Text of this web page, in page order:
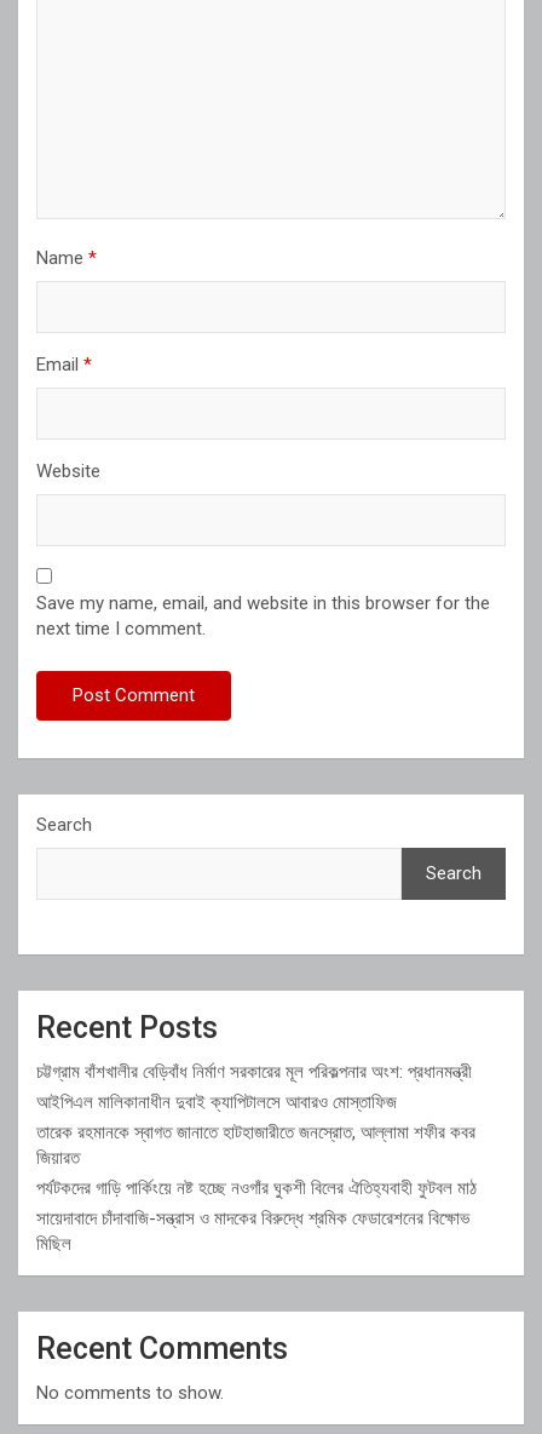
Name *
Email *
Website
Save my name, email, and website in this browser for the
next time I comment.
Search
Search
Recent Posts
চট্টগ্রাম বাঁশখালীর বেড়িবাঁধ নির্মাণ সরকারের মূল পরিকল্পনার অংশ: প্রধানমন্ত্রী
আইপিএল মালিকানাধীন দুবাই ক্যাপিটালসে আবারও মোস্তাফিজ
তারেক রহমানকে স্বাগত জানাতে হাটহাজারীতে জনস্রোত, আল্লামা শফীর কবর
জিয়ারত
পর্যটকদের গাড়ি পার্কিংয়ে নষ্ট হচ্ছে নওগাঁর ঘুকশী বিলের ঐতিহ্যবাহী ফুটবল মাঠ
সায়েদাবাদে চাঁদাবাজি-সন্ত্রাস ও মাদকের বিরুদ্ধে শ্রমিক ফেডারেশনের বিক্ষোভ
মিছিল
Recent Comments
No comments to show.